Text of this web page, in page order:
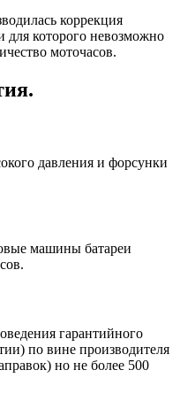
коррекция
для которого невозможно
моточасов.
давления и форсунки
машины батареи
гарантийного
по вине производителя
но не более 500